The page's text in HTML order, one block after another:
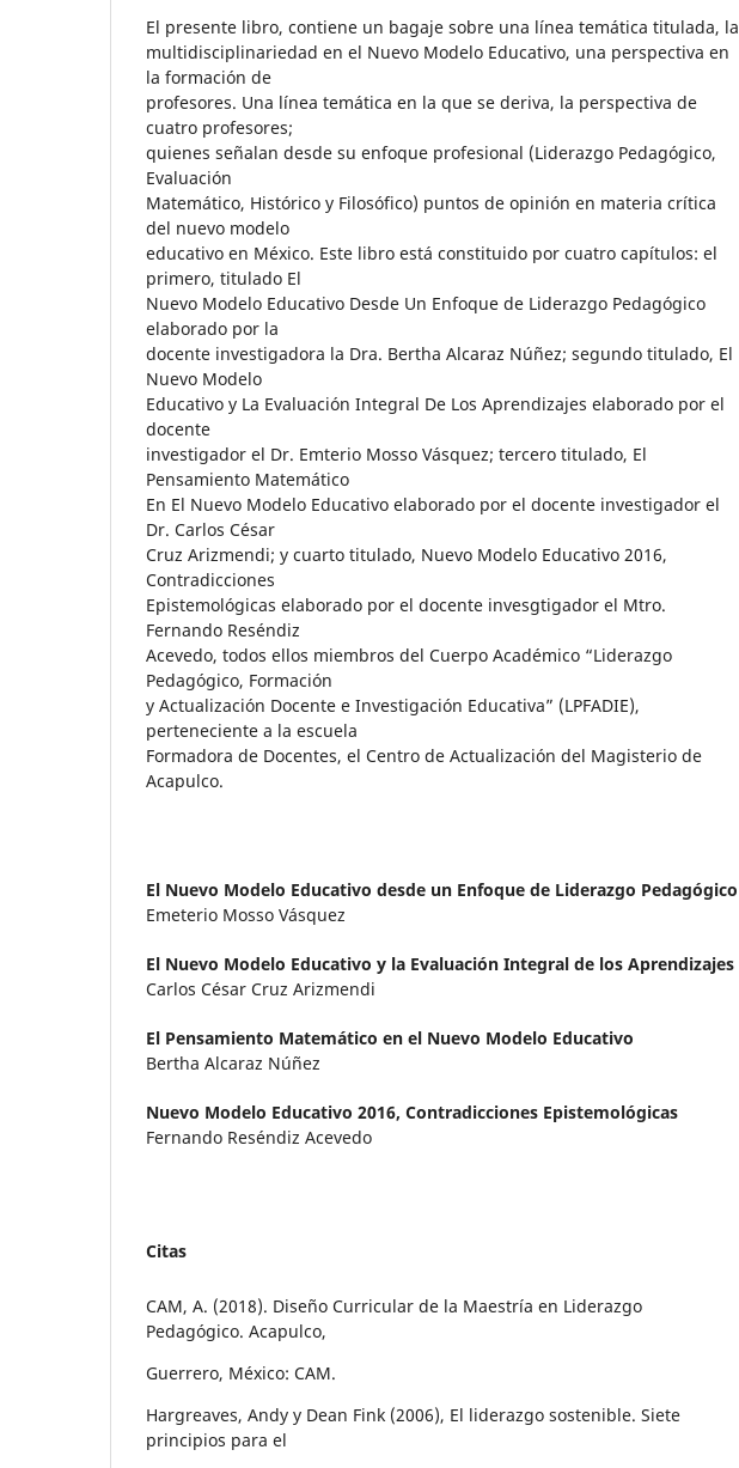
El presente libro, contiene un bagaje sobre una línea temática titulada, la
multidisciplinariedad en el Nuevo Modelo Educativo, una perspectiva en
la formación de
profesores. Una línea temática en la que se deriva, la perspectiva de
cuatro profesores;
quienes señalan desde su enfoque profesional (Liderazgo Pedagógico,
Evaluación
Matemático, Histórico y Filosófico) puntos de opinión en materia crítica
del nuevo modelo
educativo en México. Este libro está constituido por cuatro capítulos: el
primero, titulado El
Nuevo Modelo Educativo Desde Un Enfoque de Liderazgo Pedagógico
elaborado por la
docente investigadora la Dra. Bertha Alcaraz Núñez; segundo titulado, El
Nuevo Modelo
Educativo y La Evaluación Integral De Los Aprendizajes elaborado por el
docente
investigador el Dr. Emterio Mosso Vásquez; tercero titulado, El
Pensamiento Matemático
En El Nuevo Modelo Educativo elaborado por el docente investigador el
Dr. Carlos César
Cruz Arizmendi; y cuarto titulado, Nuevo Modelo Educativo 2016,
Contradicciones
Epistemológicas elaborado por el docente invesgtigador el Mtro.
Fernando Reséndiz
Acevedo, todos ellos miembros del Cuerpo Académico “Liderazgo
Pedagógico, Formación
y Actualización Docente e Investigación Educativa” (LPFADIE),
perteneciente a la escuela
Formadora de Docentes, el Centro de Actualización del Magisterio de
Acapulco.
El Nuevo Modelo Educativo desde un Enfoque de Liderazgo Pedagógico
Emeterio Mosso Vásquez
El Nuevo Modelo Educativo y la Evaluación Integral de los Aprendizajes
Carlos César Cruz Arizmendi
El Pensamiento Matemático en el Nuevo Modelo Educativo
Bertha Alcaraz Núñez
Nuevo Modelo Educativo 2016, Contradicciones Epistemológicas
Fernando Reséndiz Acevedo
Citas
CAM, A. (2018). Diseño Curricular de la Maestría en Liderazgo
Pedagógico. Acapulco,
Guerrero, México: CAM.
Hargreaves, Andy y Dean Fink (2006), El liderazgo sostenible. Siete
principios para el